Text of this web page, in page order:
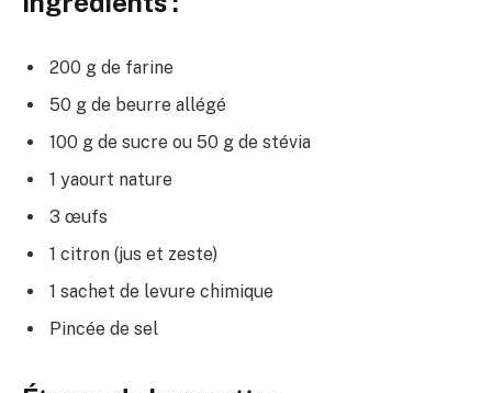
200 g de farine
50 g de beurre allégé
100 g de sucre ou 50 g de stévia
1 yaourt nature
3 œufs
1 citron (jus et zeste)
1 sachet de levure chimique
Pincée de sel